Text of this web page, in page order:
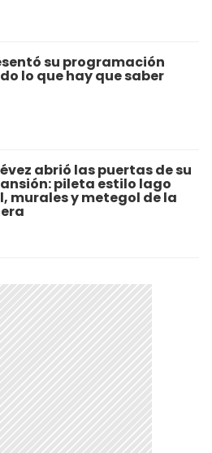
su programación
lo que hay que saber
abrió las puertas de su
pileta estilo lago
murales y metegol de la